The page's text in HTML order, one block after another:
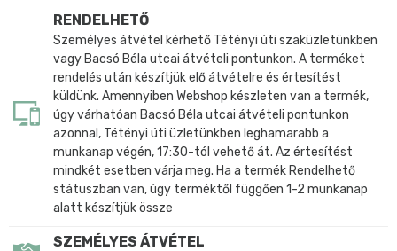
RENDELHETŐ
Személyes átvétel kérhető Tétényi úti szaküzletünkben
vagy Bacsó Béla utcai átvételi pontunkon. A terméket
rendelés után készítjük elő átvételre és értesítést
küldünk. Amennyiben Webshop készleten van a termék,
úgy várhatóan Bacsó Béla utcai átvételi pontunkon
azonnal, Tétényi úti üzletünkben leghamarabb a
munkanap végén, 17:30-tól vehető át. Az értesítést
mindkét esetben várja meg. Ha a termék Rendelhető
státuszban van, úgy terméktől függően 1-2 munkanap
alatt készítjük össze
SZEMÉLYES ÁTVÉTEL